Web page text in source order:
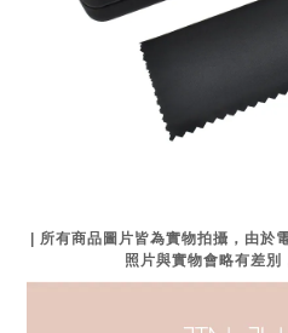
| 所有商品圖片皆為實物拍攝，由於
照片與實物會略有差